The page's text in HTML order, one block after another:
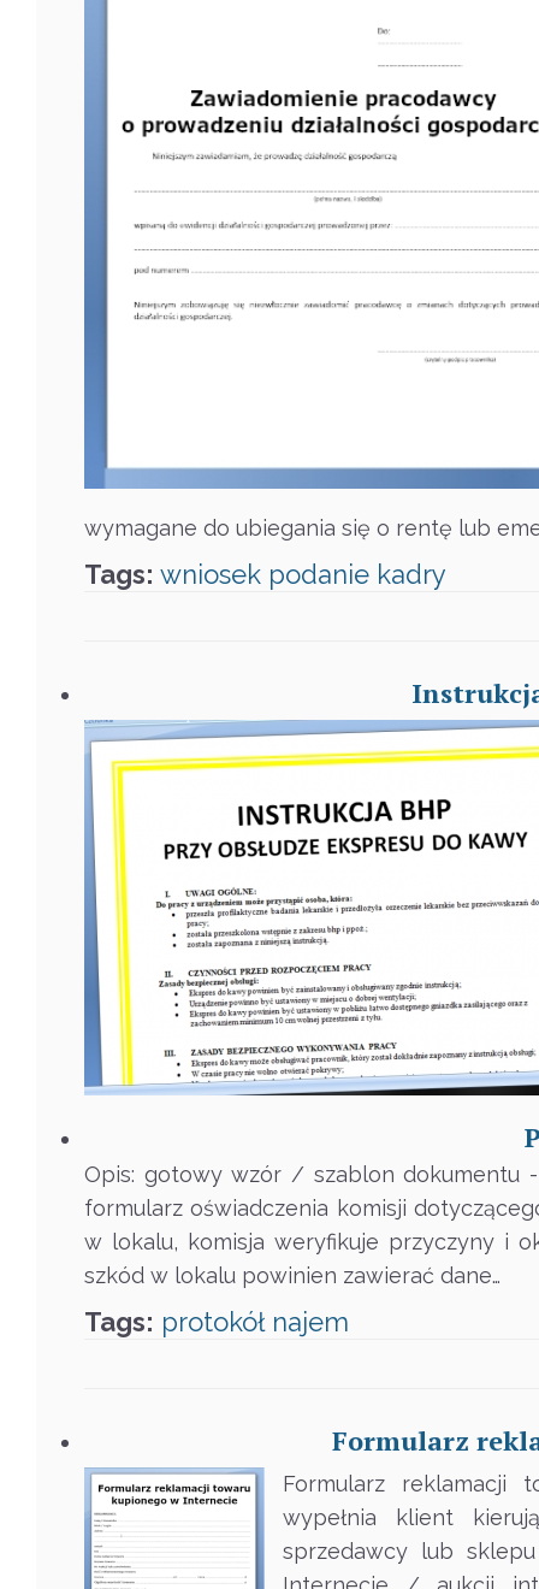
wymagane do ubiegania się o rentę lub
Tags: wniosek podanie kadry
Opis: gotowy wzór / szablon dokumentu
formularz oświadczenia komisji
w lokalu, komisja weryfikuje przyczyny i
szkód w lokalu powinien zawierać dane…
Tags: protokół najem
Formularz
Formularz reklamacji
wypełnia klient
sprzedawcy lub